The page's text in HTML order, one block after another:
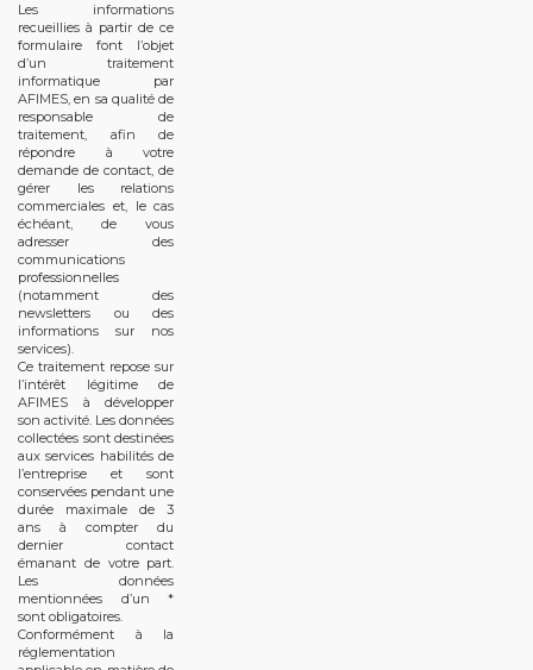
Les informations
recueillies à partir de ce
formulaire font l’objet
d’un traitement
informatique par
AFIMES, en sa qualité de
responsable de
traitement, afin de
répondre à votre
demande de contact, de
gérer les relations
commerciales et, le cas
échéant, de vous
adresser des
communications
professionnelles
(notamment des
newsletters ou des
informations sur nos
services).
Ce traitement repose sur
l’intérêt légitime de
AFIMES à développer
son activité. Les données
collectées sont destinées
aux services habilités de
l’entreprise et sont
conservées pendant une
durée maximale de 3
ans à compter du
dernier contact
émanant de votre part.
Les données
mentionnées d’un *
sont obligatoires.
Conformément à la
réglementation